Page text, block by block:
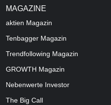
MAGAZINE
aktien Magazin
Tenbagger Magazin
Trendfollowing Magazin
GROWTH Magazin
Nebenwerte Investor
The Big Call